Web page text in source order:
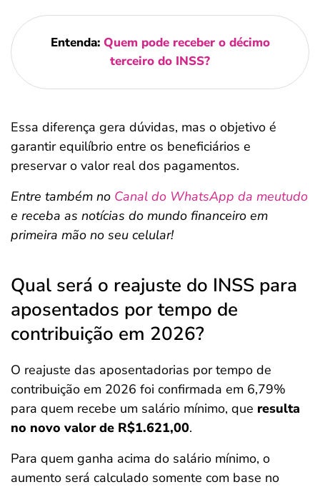
Entenda: Quem pode receber o décimo
terceiro do INSS?
Essa diferença gera dúvidas, mas o objetivo é
garantir equilíbrio entre os beneficiários e
preservar o valor real dos pagamentos.
Entre também no Canal do WhatsApp da meutudo
e receba as notícias do mundo financeiro em
primeira mão no seu celular!
Qual será o reajuste do INSS para
aposentados por tempo de
contribuição em 2026?
O reajuste das aposentadorias por tempo de
contribuição em 2026 foi confirmada em 6,79%
para quem recebe um salário mínimo, que resulta
no novo valor de R$1.621,00.
Para quem ganha acima do salário mínimo, o
aumento será calculado somente com base no